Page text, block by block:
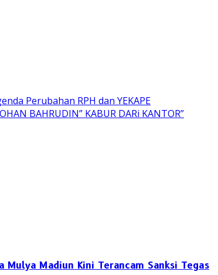
Perubahan RPH dan YEKAPE
BAHRUDIN” KABUR DARi KANTOR”
Mulya Madiun Kini Terancam Sanksi Tegas